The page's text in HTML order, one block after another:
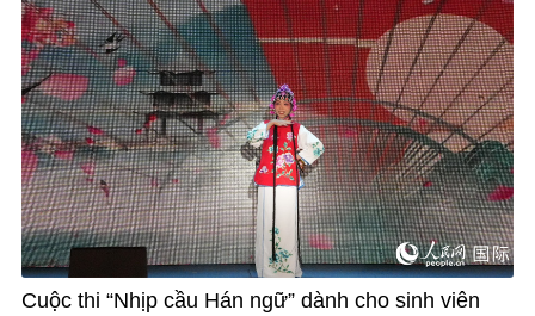
Cuộc thi “Nhịp cầu Hán ngữ” dành cho sinh viên